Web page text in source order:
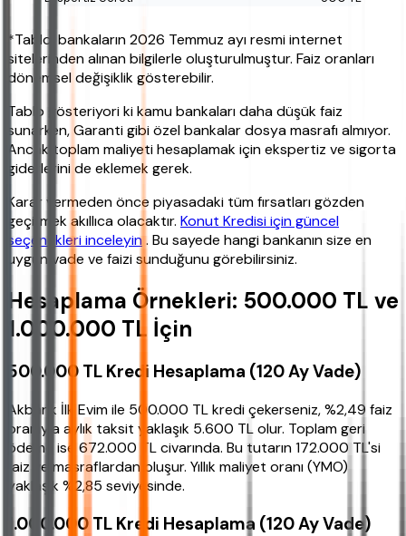
*Tablo, bankaların 2026 Temmuz ayı resmi internet
sitelerinden alınan bilgilerle oluşturulmuştur. Faiz oranları
dönemsel değişiklik gösterebilir.
Tablo gösteriyori ki kamu bankaları daha düşük faiz
sunarken, Garanti gibi özel bankalar dosya masrafı almıyor.
Ancak toplam maliyeti hesaplamak için ekspertiz ve sigorta
giderlerini de eklemek gerek.
Karar vermeden önce piyasadaki tüm fırsatları gözden
geçirmek akıllıca olacaktır. Konut Kredisi için güncel
seçenekleri inceleyin. Bu sayede hangi bankanın size en
uygun vade ve faizi sunduğunu görebilirsiniz.
Hesaplama Örnekleri: 500.000 TL ve
1.000.000 TL İçin
500.000 TL Kredi Hesaplama (120 Ay Vade)
Akbank İlk Evim ile 500.000 TL kredi çekerseniz, %2,49 faiz
oranıyla aylık taksit yaklaşık 5.600 TL olur. Toplam geri
ödeme ise 672.000 TL civarında. Bu tutarın 172.000 TL'si
faiz ve masraflardan oluşur. Yıllık maliyet oranı (YMO)
yaklaşık %2,85 seviyesinde.
1.000.000 TL Kredi Hesaplama (120 Ay Vade)